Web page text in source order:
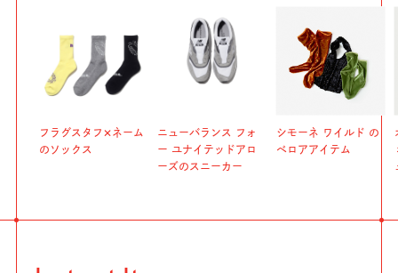
フラグスタフ✕ネーム
のソックス
ニューバランス フォ
ー ユナイテッドアロ
ーズのスニーカー
シモーネ ワイルド の
ベロアアイテム